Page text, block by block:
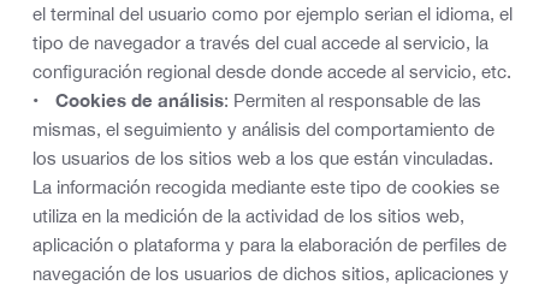
el terminal del usuario como por ejemplo serian el idioma, el
tipo de navegador a través del cual accede al servicio, la
configuración regional desde donde accede al servicio, etc.
Cookies de análisis: Permiten al responsable de las
mismas, el seguimiento y análisis del comportamiento de
los usuarios de los sitios web a los que están vinculadas.
La información recogida mediante este tipo de cookies se
utiliza en la medición de la actividad de los sitios web,
aplicación o plataforma y para la elaboración de perfiles de
navegación de los usuarios de dichos sitios, aplicaciones y